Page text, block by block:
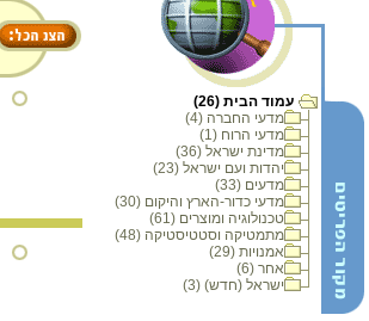
עמוד הבית (26)
מדעי החברה (4)
מדעי הרוח (1)
מדינת ישראל (36)
יהדות ועם ישראל (23)
מדעים (33)
מדעי כדור-הארץ והיקום (30)
טכנולוגיה ומוצרים (61)
מתמטיקה וסטטיסטיקה (48)
אמנויות (29)
אחר (6)
ישראל (חדש) (3)